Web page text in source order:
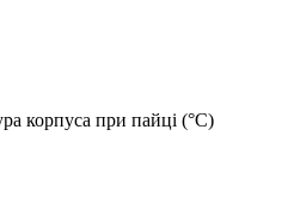
корпуса при пайці (°C)